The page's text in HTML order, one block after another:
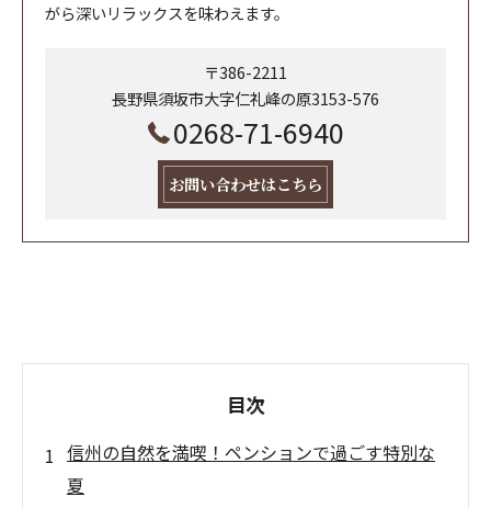
がら深いリラックスを味わえます。
〒386-2211
長野県須坂市大字仁礼峰の原3153-576
0268-71-6940
お問い合わせはこちら
目次
信州の自然を満喫！ペンションで過ごす特別な
夏